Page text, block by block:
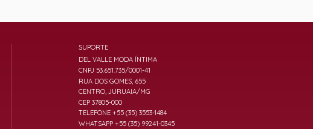
SUPORTE
DEL VALLE MODA ÍNTIMA
CNPJ 53.651.735/0001-41
RUA DOS GOMES, 655
CENTRO, JURUAIA/MG
CEP 37805-000
TELEFONE +55 (35) 3553-1484
WHATSAPP +55 (35) 99241-0345